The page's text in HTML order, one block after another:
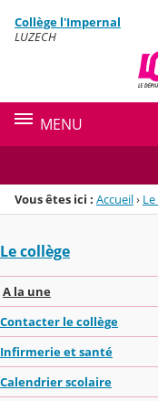
Menu de la rubrique
Contenu
Collège l'Impernal
LUZECH
MENU
Vous êtes ici : Accueil›
Le collège
A la une
Contacter le collège
Infirmerie et santé
Calendrier scolaire